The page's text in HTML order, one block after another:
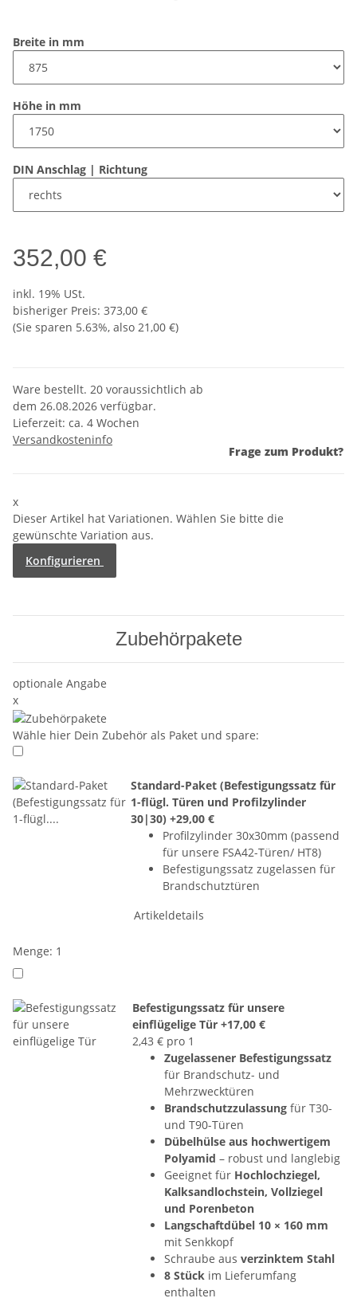
Breite in mm
Höhe in mm
DIN Anschlag | Richtung
352,00 €
inkl. 19% USt.
bisheriger Preis: 373,00 €
(Sie sparen 5.63%, also 21,00 €)
Ware bestellt. 20 voraussichtlich ab
dem 26.08.2026 verfügbar.
Lieferzeit: ca. 4 Wochen
Versandkosteninfo
Frage zum Produkt?
x
Dieser Artikel hat Variationen. Wählen Sie bitte die
gewünschte Variation aus.
Konfigurieren
Zubehörpakete
optionale Angabe
x
Wähle hier Dein Zubehör als Paket und spare:
Standard-Paket (Befestigungssatz für
1-flügl. Türen und Profilzylinder
30|30)+29,00 €
Profilzylinder 30x30mm (passend
für unsere FSA42-Türen/ HT8)
Befestigungssatz zugelassen für
Brandschutztüren
Artikeldetails
Menge: 1
Befestigungssatz für unsere
einflügelige Tür+17,00 €
2,43 € pro 1
Zugelassener Befestigungssatz
für Brandschutz- und
Mehrzwecktüren
Brandschutzzulassung für T30-
und T90-Türen
Dübelhülse aus hochwertigem
Polyamid – robust und langlebig
Geeignet für Hochlochziegel,
Kalksandlochstein, Vollziegel
und Porenbeton
Langschaftdübel 10 × 160 mm
mit Senkkopf
Schraube ausverzinktem Stahl
8 Stück im Lieferumfang
enthalten